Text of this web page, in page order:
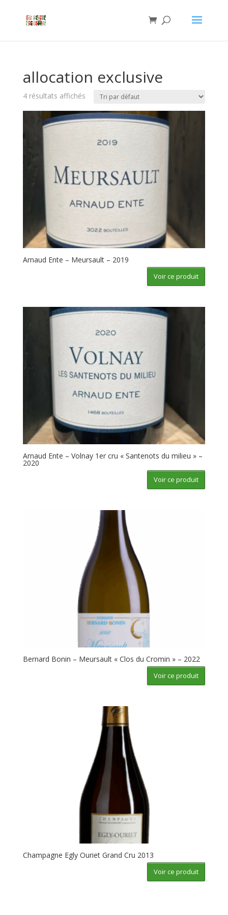
allocation exclusive
4 résultats affichés
Arnaud Ente – Meursault – 2019
Voir ce produit
Arnaud Ente – Volnay 1er cru « Santenots du milieu » –
2020
Voir ce produit
Bernard Bonin – Meursault « Clos du Cromin » – 2022
Voir ce produit
Champagne Egly Ouriet Grand Cru 2013
Voir ce produit